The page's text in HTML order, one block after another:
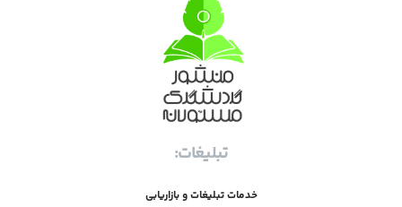
تبلیغات:
خدمات تبلیغات و بازاریابی